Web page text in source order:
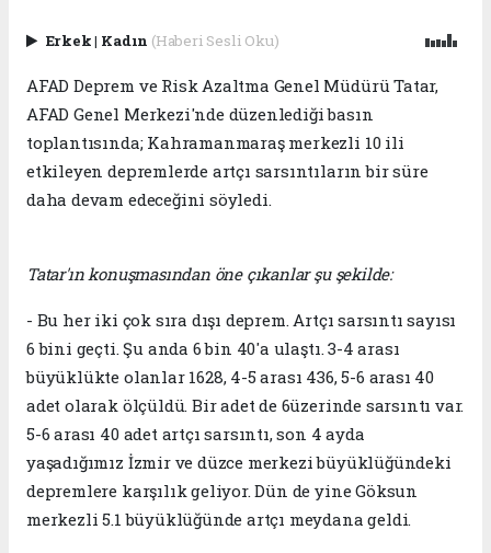
Erkek| Kadın (Haberi Sesli Oku)
AFAD Deprem ve Risk Azaltma Genel Müdürü Tatar,
AFAD Genel Merkezi'nde düzenlediği basın
toplantısında; Kahramanmaraş merkezli 10 ili
etkileyen depremlerde artçı sarsıntıların bir süre
daha devam edeceğini söyledi.
Tatar'ın konuşmasından öne çıkanlar şu şekilde:
- Bu her iki çok sıra dışı deprem. Artçı sarsıntı sayısı
6 bini geçti. Şu anda 6 bin 40'a ulaştı. 3-4 arası
büyüklükte olanlar 1628, 4-5 arası 436, 5-6 arası 40
adet olarak ölçüldü. Bir adet de 6üzerinde sarsıntı var.
5-6 arası 40 adet artçı sarsıntı, son 4 ayda
yaşadığımız İzmir ve düzce merkezi büyüklüğündeki
depremlere karşılık geliyor. Dün de yine Göksun
merkezli 5.1 büyüklüğünde artçı meydana geldi.